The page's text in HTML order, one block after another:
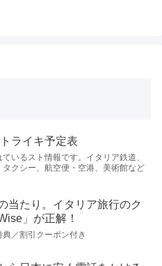
ライキ予定表
いるスト情報です。イタリア鉄道、
タクシー、航空便・空港、美術館など
当たり。イタリア旅行のク
」が正解！
／割引クーポン付き